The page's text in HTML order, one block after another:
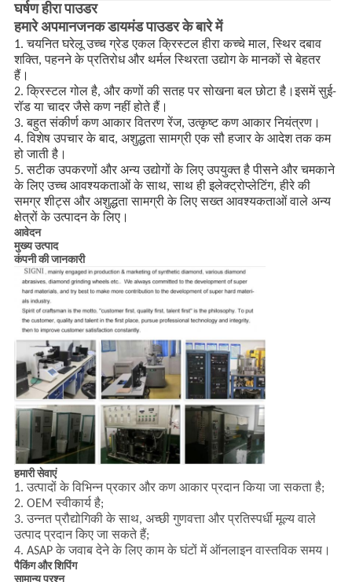
घर्षण हीरा पाउडर
हमारे अपमानजनक डायमंड पाउडर के बारे में
1. चयनित घरेलू उच्च ग्रेड एकल क्रिस्टल हीरा कच्चे माल, स्थिर दबाव
शक्ति, पहनने के प्रतिरोध और थर्मल स्थिरता उद्योग के मानकों से बेहतर
हैं।
2. क्रिस्टल गोल है, और कणों की सतह पर सोखना बल छोटा है।इसमें सुई-
रॉड या चादर जैसे कण नहीं होते हैं।
3. बहुत संकीर्ण कण आकार वितरण रेंज, उत्कृष्ट कण आकार नियंत्रण।
4. विशेष उपचार के बाद, अशुद्धता सामग्री एक सौ हजार के आदेश तक कम
हो जाती है।
5. सटीक उपकरणों और अन्य उद्योगों के लिए उपयुक्त है पीसने और चमकाने
के लिए उच्च आवश्यकताओं के साथ, साथ ही इलेक्ट्रोप्लेटिंग, हीरे की
समग्र शीट्स और अशुद्धता सामग्री के लिए सख्त आवश्यकताओं वाले अन्य
क्षेत्रों के उत्पादन के लिए।
आवेदन
मुख्य उत्पाद
कंपनी की जानकारी
हमारी सेवाएं
1. उत्पादों के विभिन्न प्रकार और कण आकार प्रदान किया जा सकता है;
2. OEM स्वीकार्य है;
3. उन्नत प्रौद्योगिकी के साथ, अच्छी गुणवत्ता और प्रतिस्पर्धी मूल्य वाले
उत्पाद प्रदान किए जा सकते हैं;
4. ASAP के जवाब देने के लिए काम के घंटों में ऑनलाइन वास्तविक समय।
पैकिंग और शिपिंग
सामान्य प्रश्न